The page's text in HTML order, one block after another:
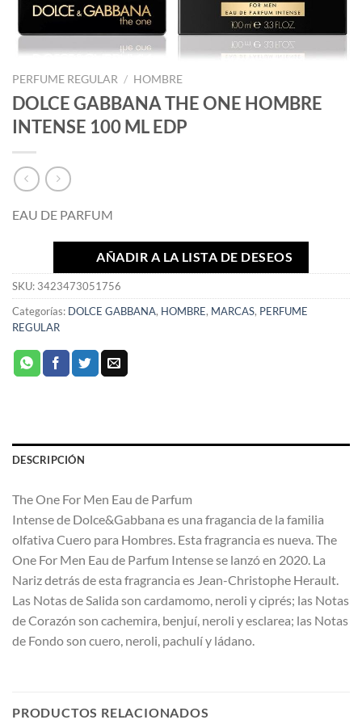
PERFUME REGULAR / HOMBRE
DOLCE GABBANA THE ONE HOMBRE
INTENSE 100 ML EDP
EAU DE PARFUM
AÑADIR A LA LISTA DE DESEOS
SKU: 3423473051756
Categorías: DOLCE GABBANA, HOMBRE, MARCAS, PERFUME
REGULAR
DESCRIPCIÓN
The One For Men Eau de Parfum
Intense de Dolce&Gabbana es una fragancia de la familia
olfativa Cuero para Hombres. Esta fragrancia es nueva. The
One For Men Eau de Parfum Intense se lanzó en 2020. La
Nariz detrás de esta fragrancia es Jean-Christophe Herault.
Las Notas de Salida son cardamomo, neroli y ciprés; las Notas
de Corazón son cachemira, benjuí, neroli y esclarea; las Notas
de Fondo son cuero, neroli, pachulí y ládano.
PRODUCTOS RELACIONADOS